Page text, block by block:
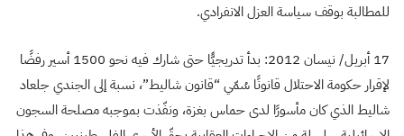
للمطالبة بوقف سياسة العزل الانفرادي.
17 أبريل/ نيسان 2012: بدأ تدريجيًّا حتى شارك فيه نحو 1500 أسير رفضًا
لإقرار حكومة الاحتلال قانونًا سُمّي “قانون شاليط”، نسبة إلى الجندي جلعاد
شاليط الذي كان مأسورًا لدى حماس بغزة، ونفّذت بموجبه مصلحة السجون